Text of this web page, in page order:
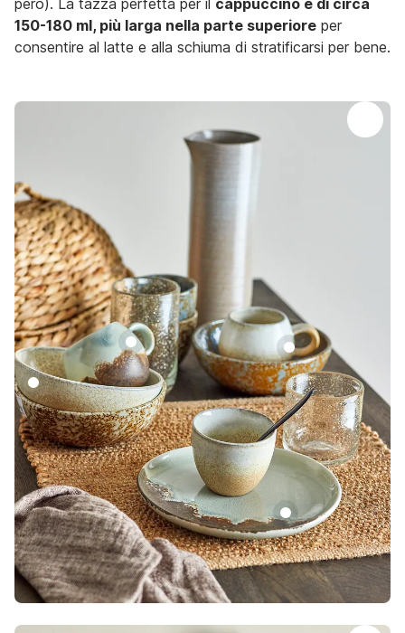
però). La tazza perfetta per il cappuccino è di circa
150-180 ml, più larga nella parte superiore per
consentire al latte e alla schiuma di stratificarsi per bene.